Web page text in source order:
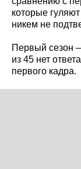
которые
никем не
Первый сезон
из 45 нет
первого кадра.